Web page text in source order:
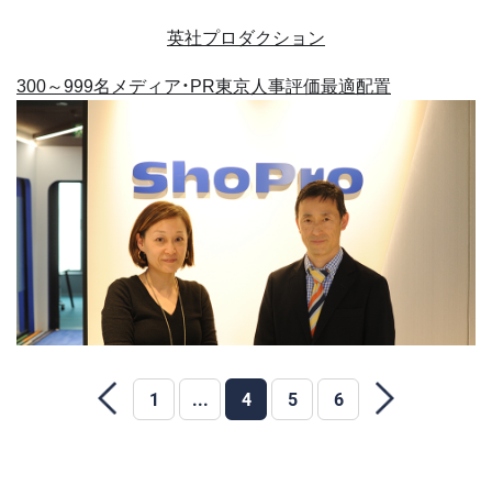
英社プロダクション
300～999名メディア・PR東京人事評価最適配置
1 ... 4 5 6